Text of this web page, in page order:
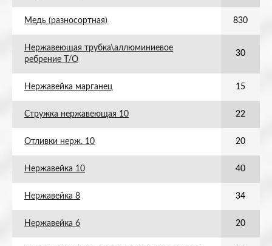
Медь (разносортная) 830
Нержавеющая трубка\аллюминиевое
ребрение Т/О
30
Нержавейка марганец 15
Стружка нержавеющая 10 22
Отливки нерж. 10 20
Нержавейка 10 40
Нержавейка 8 34
Нержавейка 6 20